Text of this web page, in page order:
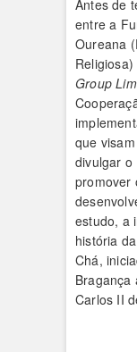
Antes de
entre a
Oureana
Religiosa)
Group
que
divulgar o
promover
estudo, a
história
Chá,
Bragança
Carlos II